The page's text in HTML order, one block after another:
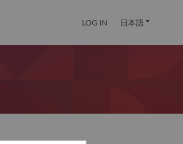
LOG IN 日本語